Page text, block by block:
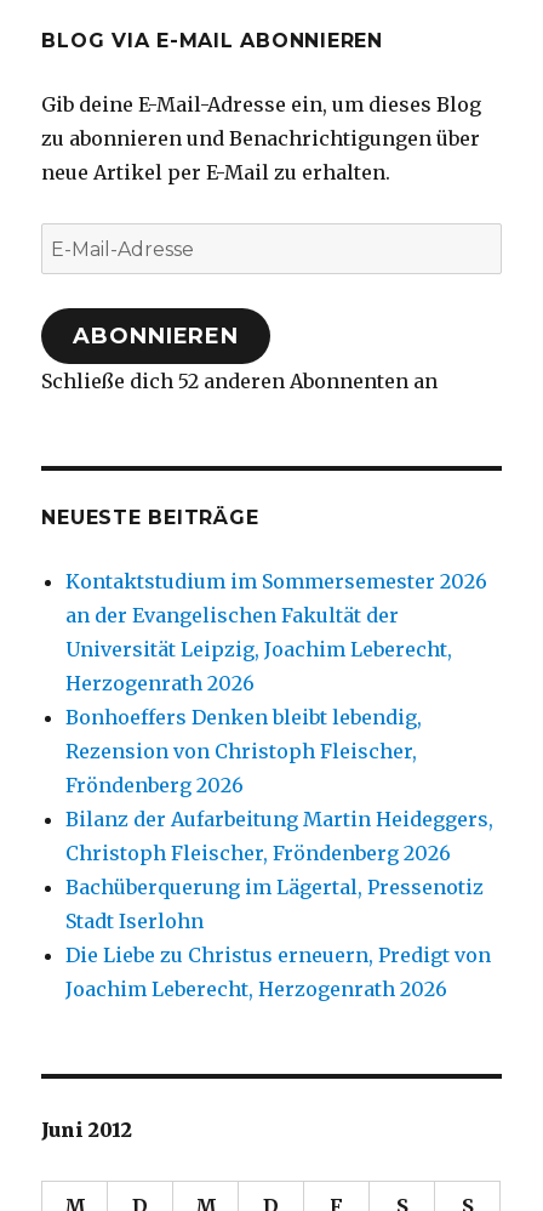
BLOG VIA E-MAIL ABONNIEREN
Gib deine E-Mail-Adresse ein, um dieses Blog
zu abonnieren und Benachrichtigungen über
neue Artikel per E-Mail zu erhalten.
E-
Mail-
Adresse
ABONNIEREN
Schließe dich 52 anderen Abonnenten an
NEUESTE BEITRÄGE
Kontaktstudium im Sommersemester 2026
an der Evangelischen Fakultät der
Universität Leipzig, Joachim Leberecht,
Herzogenrath 2026
Bonhoeffers Denken bleibt lebendig,
Rezension von Christoph Fleischer,
Fröndenberg 2026
Bilanz der Aufarbeitung Martin Heideggers,
Christoph Fleischer, Fröndenberg 2026
Bachüberquerung im Lägertal, Pressenotiz
Stadt Iserlohn
Die Liebe zu Christus erneuern, Predigt von
Joachim Leberecht, Herzogenrath 2026
Juni 2012
M D M D F S S